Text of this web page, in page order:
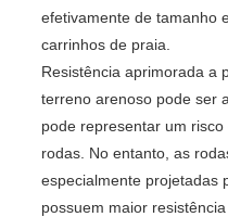
efetivamente de tamanho
carrinhos de praia.
Resistência aprimorada a
terreno arenoso pode ser
pode representar um
rodas. No entanto, as
especialmente projetadas
possuem maior